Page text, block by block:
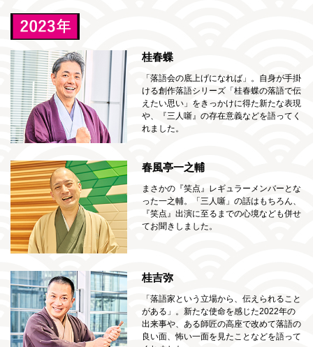
桂春蝶
「落語会の底上げになれば」。自身が手掛
ける創作落語シリーズ「桂春蝶の落語で伝
えたい思い」をきっかけに得た新たな表現
や、『三人噺』の存在意義などを語ってく
れました。
春風亭一之輔
まさかの『笑点』レギュラーメンバーとな
った一之輔。「三人噺」の話はもちろん、
『笑点』出演に至るまでの心境なども併せ
てお聞きしました。
桂吉弥
「落語家という立場から、伝えられること
がある」。新たな使命を感じた2022年の
出来事や、ある師匠の高座で改めて落語の
良い面、怖い一面を見たことなどを語って